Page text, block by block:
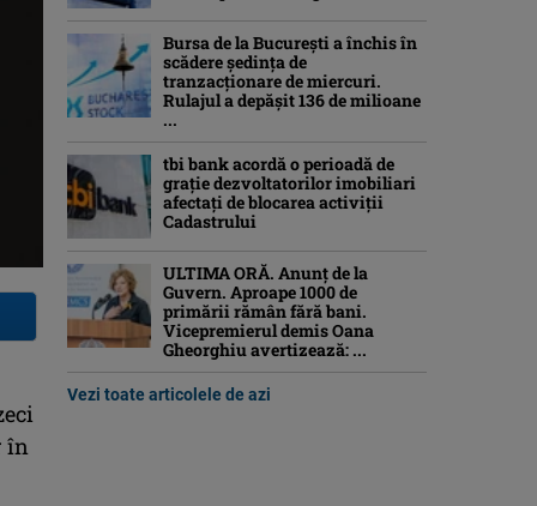
în
Bursa de la București a închis în
scădere ședința de
tranzacționare de miercuri.
Rulajul a depășit 136 de milioane
...
tbi bank acordă o perioadă de
grație dezvoltatorilor imobiliari
afectați de blocarea activiții
Cadastrului
ULTIMA ORĂ. Anunț de la
Guvern. Aproape 1000 de
primării rămân fără bani.
Vicepremierul demis Oana
Gheorghiu avertizează: ...
Vezi toate articolele de azi